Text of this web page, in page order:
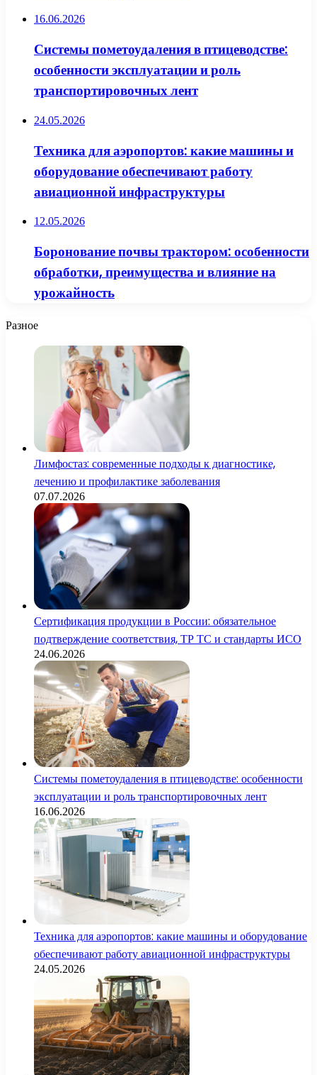
16.06.2026
Системы пометоудаления в птицеводстве:
особенности эксплуатации и роль
транспортировочных лент
24.05.2026
Техника для аэропортов: какие машины и
оборудование обеспечивают работу
авиационной инфраструктуры
12.05.2026
Боронование почвы трактором: особенности
обработки, преимущества и влияние на
урожайность
Разное
Лимфостаз: современные подходы к диагностике,
лечению и профилактике заболевания
07.07.2026
Сертификация продукции в России: обязательное
подтверждение соответствия, ТР ТС и стандарты ИСО
24.06.2026
Системы пометоудаления в птицеводстве: особенности
эксплуатации и роль транспортировочных лент
16.06.2026
Техника для аэропортов: какие машины и оборудование
обеспечивают работу авиационной инфраструктуры
24.05.2026